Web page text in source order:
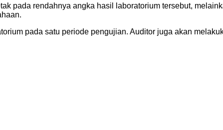
pada rendahnya angka hasil laboratorium tersebut,
pada satu periode pengujian. Auditor juga akan